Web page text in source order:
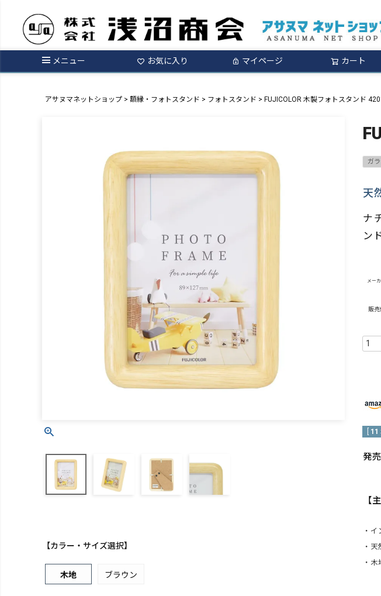
メニュー お気に入り マイページ カート
アサヌマネットショップ 額縁・フォトスタンド フォトスタンド FUJICOLOR 木製フォトスタンド
【カラー・サイズ選択】
木地 ブラウン
ガ
天
ナ
ン
メー
販
11
発
【
・
・
・